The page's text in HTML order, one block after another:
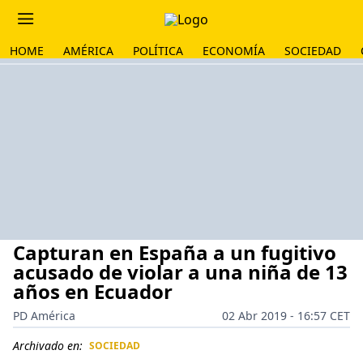
HOME AMÉRICA POLÍTICA ECONOMÍA SOCIEDAD
Capturan en España a un fugitivo
acusado de violar a una niña de 13
años en Ecuador
PD América
02 Abr 2019 - 16:57 CET
Archivado en: SOCIEDAD